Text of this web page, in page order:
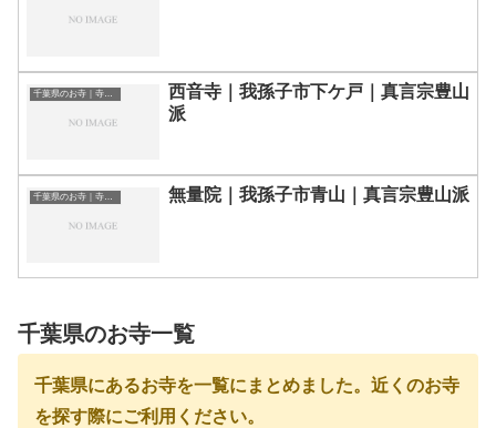
千葉県のお寺｜寺院一覧
西音寺｜我孫子市下ケ戸｜真言宗豊山
派
千葉県のお寺｜寺院一覧 無量院｜我孫子市青山｜真言宗豊山派
千葉県のお寺一覧
千葉県にあるお寺を一覧にまとめました。近くのお寺
を探す際にご利用ください。